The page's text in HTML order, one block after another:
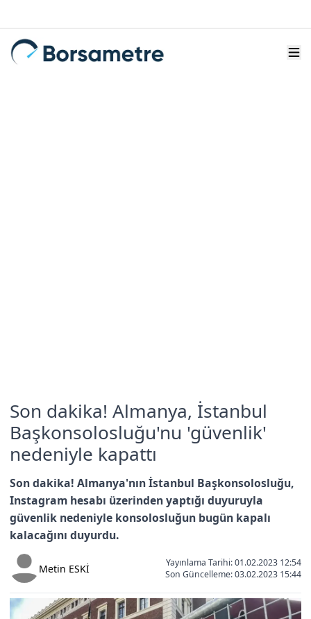
Son dakika! Almanya, İstanbul
Başkonsolosluğu'nu 'güvenlik'
nedeniyle kapattı
Son dakika! Almanya'nın İstanbul Başkonsolosluğu,
Instagram hesabı üzerinden yaptığı duyuruyla
güvenlik nedeniyle konsolosluğun bugün kapalı
kalacağını duyurdu.
Metin ESKİ
Yayınlama Tarihi: 01.02.2023 12:54
Son Güncelleme:03.02.2023 15:44